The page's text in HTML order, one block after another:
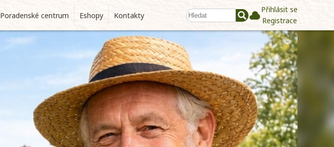
Poradenské centrum Eshopy Kontakty
Přihlásit se
Registrace